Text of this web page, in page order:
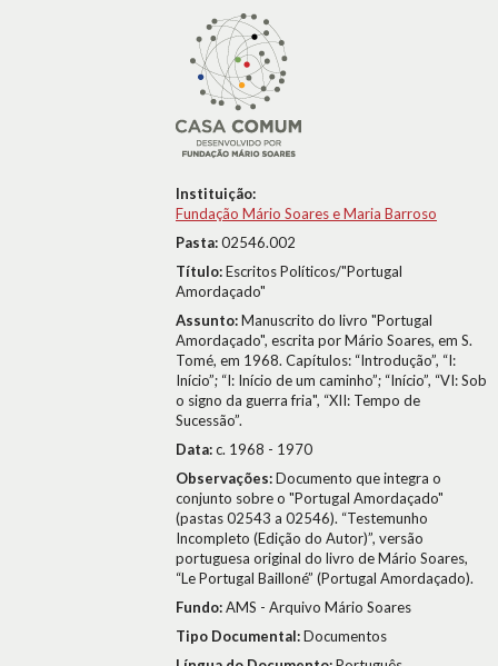
Instituição:
Fundação Mário Soares e Maria Barroso
Pasta:02546.002
Título:Escritos Políticos/"Portugal
Amordaçado"
Assunto:Manuscrito do livro "Portugal
Amordaçado", escrita por Mário Soares, em S.
Tomé, em 1968. Capítulos: “Introdução”, “I:
Início”; “I: Início de um caminho”; “Início”, “VI: Sob
o signo da guerra fria", “XII: Tempo de
Sucessão”.
Data:c. 1968 - 1970
Observações:Documento que integra o
conjunto sobre o "Portugal Amordaçado"
(pastas 02543 a 02546). “Testemunho
Incompleto (Edição do Autor)”, versão
portuguesa original do livro de Mário Soares,
“Le Portugal Bailloné” (Portugal Amordaçado).
Fundo:AMS - Arquivo Mário Soares
Tipo Documental:Documentos